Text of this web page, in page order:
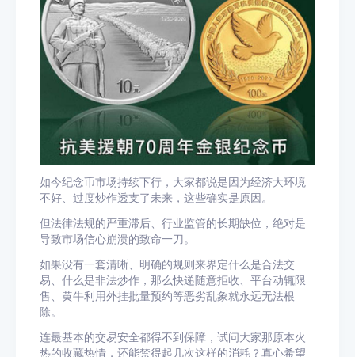
如今纪念币市场持续下行，大家都说是因为经济大环境
不好、过度炒作透支了未来，这些确实是原因。
但法律法规的严重滞后、行业监管的长期缺位，绝对是
导致市场信心崩溃的致命一刀。
如果没有一套清晰、明确的规则来界定什么是合法交
易、什么是非法炒作，那么快递随意拒收、平台动辄限
售、黄牛利用外挂批量预约等恶劣乱象就永远无法根
除。
连最基本的交易安全都得不到保障，试问大家那原本火
热的收藏热情，还能禁得起几次这样的消耗？真心希望